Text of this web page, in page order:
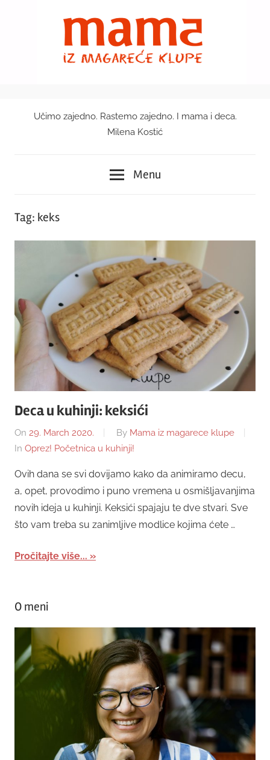
Mama
magareće
klupe
Učimo zajedno. Rastemo zajedno. I mama i deca.
Milena Kostić
Menu
Tag: keks
Deca u kuhinji: keksići
On 29. March 2020. By Mama iz magarece klupe
In Oprez! Početnica u kuhinji!
Ovih dana se svi dovijamo kako da animiramo decu,
a, opet, provodimo i puno vremena u osmišljavanjima
novih ideja u kuhinji. Keksići spajaju te dve stvari. Sve
što vam treba su zanimljive modlice kojima ćete …
Pročitajte više...
O meni